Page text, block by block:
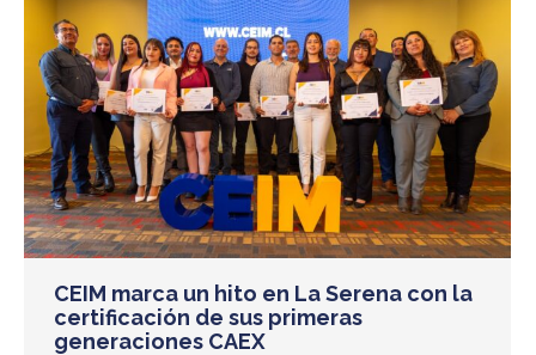
CEIM marca un hito en La Serena con la
certificación de sus primeras
generaciones CAEX